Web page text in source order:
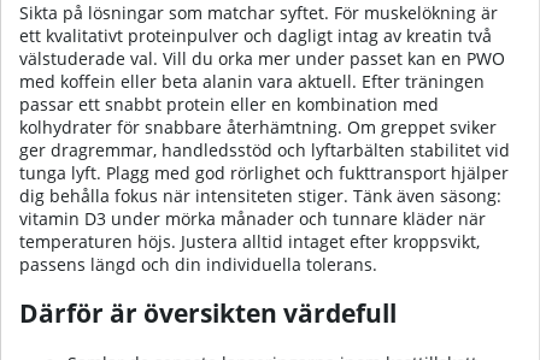
Sikta på lösningar som matchar syftet. För muskelökning är
ett kvalitativt proteinpulver och dagligt intag av kreatin två
välstuderade val. Vill du orka mer under passet kan en PWO
med koffein eller beta alanin vara aktuell. Efter träningen
passar ett snabbt protein eller en kombination med
kolhydrater för snabbare återhämtning. Om greppet sviker
ger dragremmar, handledsstöd och lyftarbälten stabilitet vid
tunga lyft. Plagg med god rörlighet och fukttransport hjälper
dig behålla fokus när intensiteten stiger. Tänk även säsong:
vitamin D3 under mörka månader och tunnare kläder när
temperaturen höjs. Justera alltid intaget efter kroppsvikt,
passens längd och din individuella tolerans.
Därför är översikten värdefull